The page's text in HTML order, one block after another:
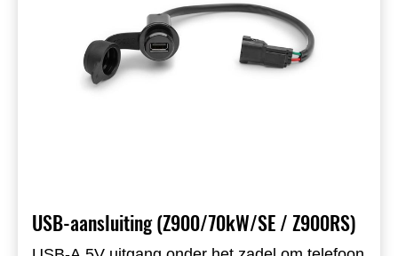
USB-aansluiting (Z900/70kW/SE / Z900RS)